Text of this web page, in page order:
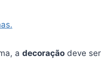
a decoraçãodeve ser